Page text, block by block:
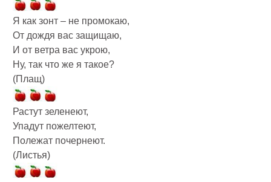
Я как зонт – не промокаю,
От дождя вас защищаю,
И от ветра вас укрою,
Ну, так что же я такое?
(Плащ)
Растут зеленеют,
Упадут пожелтеют,
Полежат почернеют.
(Листья)